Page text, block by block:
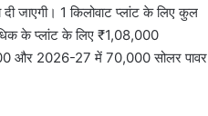
जाएगी। 1 किलोवाट प्लांट के लिए कुल
के प्लांट के लिए ₹1,08,000
और 2026-27 में 70,000 सोलर पावर